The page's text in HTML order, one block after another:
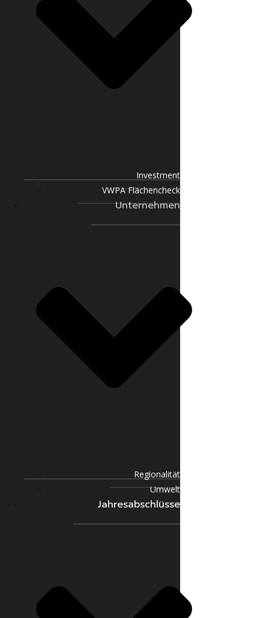
Investment
VWPA Flächencheck
Unternehmen
Regionalität
Umwelt
Jahresabschlüsse